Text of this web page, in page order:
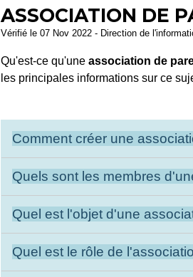
ASSOCIATION DE
Vérifié le 07 Nov 2022 - Direction de
Qu'est-ce qu'uneassociation de
les principales informations sur ce
Comment créer une
Quels sont les membres
Quel est l'objet d'une
Quel est le rôle de